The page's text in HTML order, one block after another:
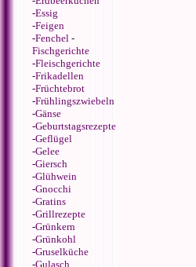
-Essig
-Feigen
-Fenchel -
Fischgerichte
-Fleischgerichte
-Frikadellen
-Früchtebrot
-Frühlingszwiebeln
-Gänse
-Geburtstagsrezepte
-Geflügel
-Gelee
-Giersch
-Glühwein
-Gnocchi
-Gratins
-Grillrezepte
-Grünkern
-Grünkohl
-Gruselküche
-Gulasch